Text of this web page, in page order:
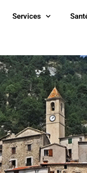
Services